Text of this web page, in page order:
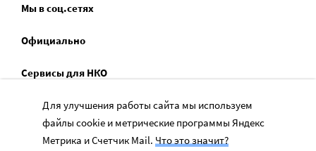
Мы в соц.сетях
Официально
Сервисы для НКО
Спецпроекты
Социальное служение
Для улучшения работы сайта мы используем
файлы cookie и метрические программы Яндекс
Метрика и Счетчик Mail. Что это значит?